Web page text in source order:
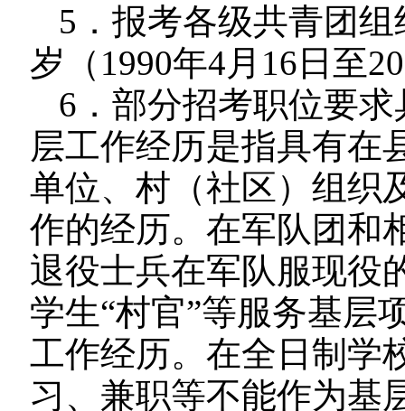
5．报考各级共青团
岁（1990年4月16日至
6．部分招考职位要
层工作经历是指具有在
单位、村（社区）组织
作的经历。在军队团和
退役士兵在军队服现役
学生“村官”等服务基层
工作经历。在全日制学
习、兼职等不能作为基